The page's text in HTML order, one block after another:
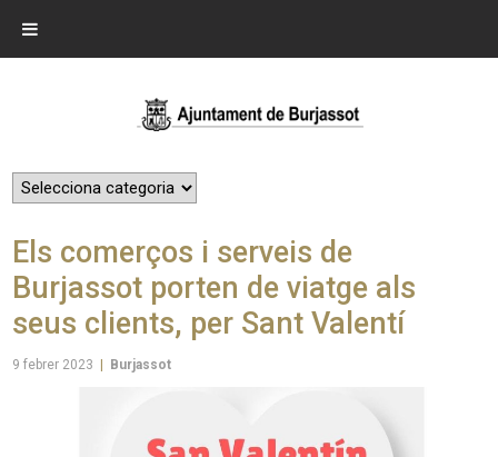
Els comerços i serveis de
Burjassot porten de viatge als
seus clients, per Sant Valentí
9 febrer 2023 Burjassot